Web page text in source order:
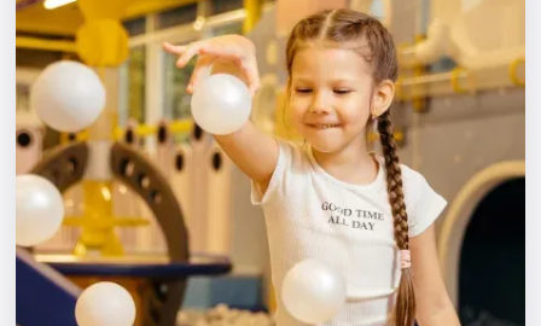
Квесты
Экскурсии
Спорт
События
Города
Площадки